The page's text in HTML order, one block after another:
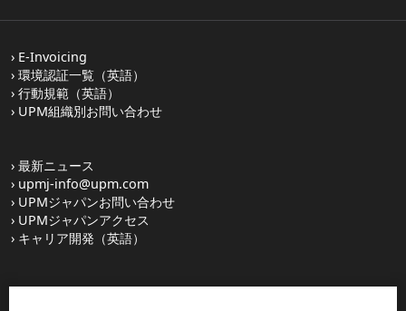
E-Invoicing
環境認証一覧（英語）
行動規範（英語）
UPM組織別お問い合わせ
最新ニュース
upmj-info@upm.com
UPMジャパンお問い合わせ
UPMジャパンアクセス
キャリア開発（英語）
UPM Switchboard